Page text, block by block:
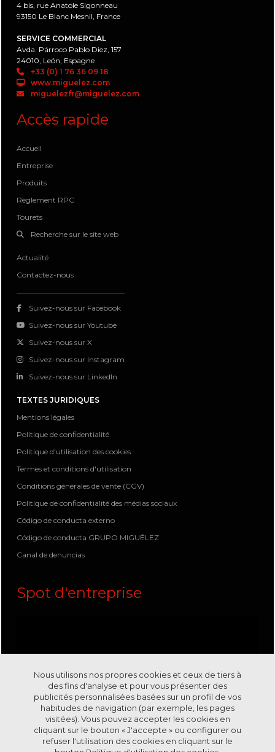
4 bis, rue Anatole Sigonneau
93150 Le Blanc Mesnil, France
SERVICE COMMERCIAL
Avda. Párroco Pablo Diez, 157
24010, León, Espagne
+33 (0) 1 76 36 09 18
www.miguelez.com
miguelezfr@miguelez.com
Accès rapide
Accueil
Entreprise
Produits
Règlement RPC
Tourets
Recherche sur le site web
Actualité
Contactez-nous
Suivez-nous sur Facebook
Suivez-nous sur Youtube
Suivez-nous sur X
Suivez-nous sur Instagram
Suivez-nous sur LinkedIn
TEXTES JURIDIQUES
Mentions légales
Politique de confidentialité
Politique d'utilisation des cookies
Termes et conditions d'utilisation
Conditions générales de vente (CGV)
Politique de confidentialité des médias sociaux
Código de conducta externo
Código de conducta GRUPO MIGUÉLEZ
Canal de denuncias
Spot d'entreprise
Nous utilisons nos propres cookies et ceux de tiers à
des fins d'analyse et pour vous présenter des
publicités personnalisées basées sur un profil de vos
habitudes de navigation (par exemple, les pages
visitées). Vous pouvez accepter les cookies en
cliquant sur le bouton « J'accepte » ou configurer ou
refuser l'utilisation des cookies en cliquant sur le